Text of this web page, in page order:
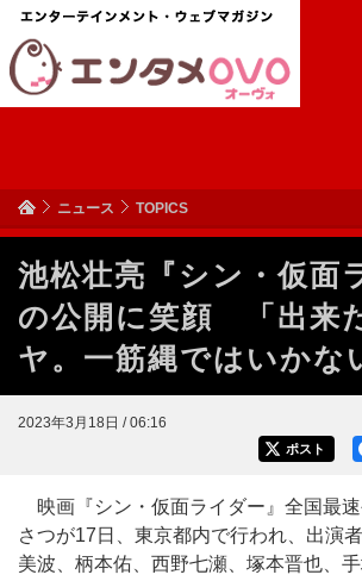
ニュース TOPICS
池松壮亮『シン・仮面
の公開に笑顔 「出来
ヤ。一筋縄ではいかな
2023年3月18日 / 06:16
ポスト
映画『シン・仮面ライダー』全国最
さつが17日、東京都内で行われ、出演
美波、柄本佑、西野七瀬、塚本晋也、